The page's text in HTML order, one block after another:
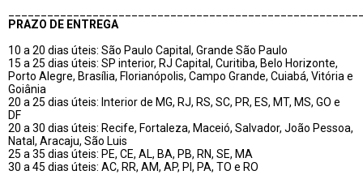
PRAZO DE ENTREGA
10 a 20 dias úteis: São Paulo Capital, Grande São Paulo
15 a 25 dias úteis: SP interior, RJ Capital, Curitiba, Belo Horizonte,
Porto Alegre, Brasília, Florianópolis, Campo Grande, Cuiabá, Vitória e
Goiânia
20 a 25 dias úteis: Interior de MG, RJ, RS, SC, PR, ES, MT, MS, GO e
DF
20 a 30 dias úteis: Recife, Fortaleza, Maceió, Salvador, João Pessoa,
Natal, Aracaju, São Luis
25 a 35 dias úteis: PE, CE, AL, BA, PB, RN, SE, MA
30 a 45 dias úteis: AC, RR, AM, AP, PI, PA, TO e RO